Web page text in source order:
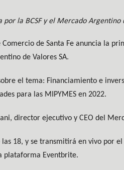
la BCSF y el Mercado Argentino
Comercio de Santa Fe anuncia la
de Valores SA.
el tema: Financiamiento e
para las MIPYMES en 2022.
director ejecutivo y CEO del
18, y se transmitirá en vivo por el
plataforma Eventbrite.